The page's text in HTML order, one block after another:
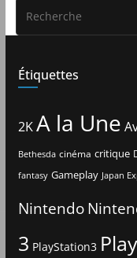
Étiquettes
2KA la Une
Bethesda cinéma critique
fantasy Gameplay Japan
Nintendo
3 PlayStation3